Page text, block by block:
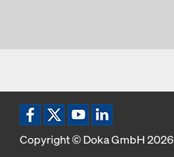
Copyright © Doka GmbH 2026